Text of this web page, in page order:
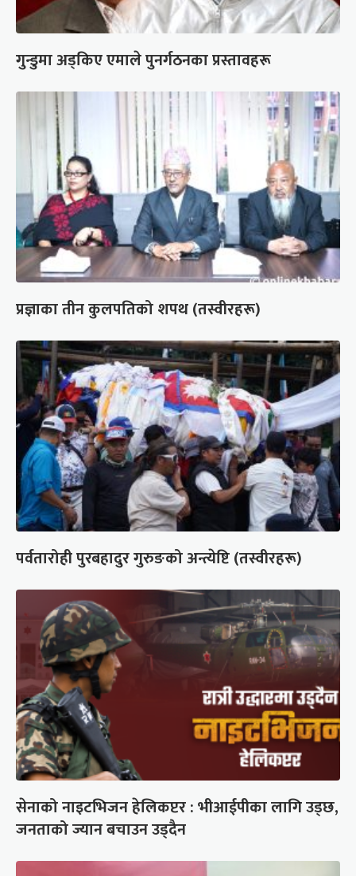
गुन्डुमा अड्किए एमाले पुनर्गठनका प्रस्तावहरू
प्रज्ञाका तीन कुलपतिको शपथ (तस्वीरहरू)
पर्वतारोही पुरबहादुर गुरुङको अन्त्येष्टि (तस्वीरहरू)
सेनाको नाइटभिजन हेलिकप्टर : भीआईपीका लागि उड्छ,
जनताको ज्यान बचाउन उड्दैन